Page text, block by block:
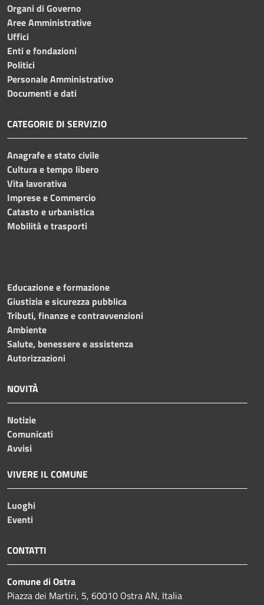
Organi di Governo
Aree Amministrative
Uffici
Enti e fondazioni
Politici
Personale Amministrativo
Documenti e dati
CATEGORIE DI SERVIZIO
Anagrafe e stato civile
Cultura e tempo libero
Vita lavorativa
Imprese e Commercio
Catasto e urbanistica
Mobilità e trasporti
Educazione e formazione
Giustizia e sicurezza pubblica
Tributi, finanze e contravvenzioni
Ambiente
Salute, benessere e assistenza
Autorizzazioni
NOVITÀ
Notizie
Comunicati
Avvisi
VIVERE IL COMUNE
Luoghi
Eventi
CONTATTI
Comune di Ostra
Piazza dei Martiri, 5, 60010 Ostra AN, Italia